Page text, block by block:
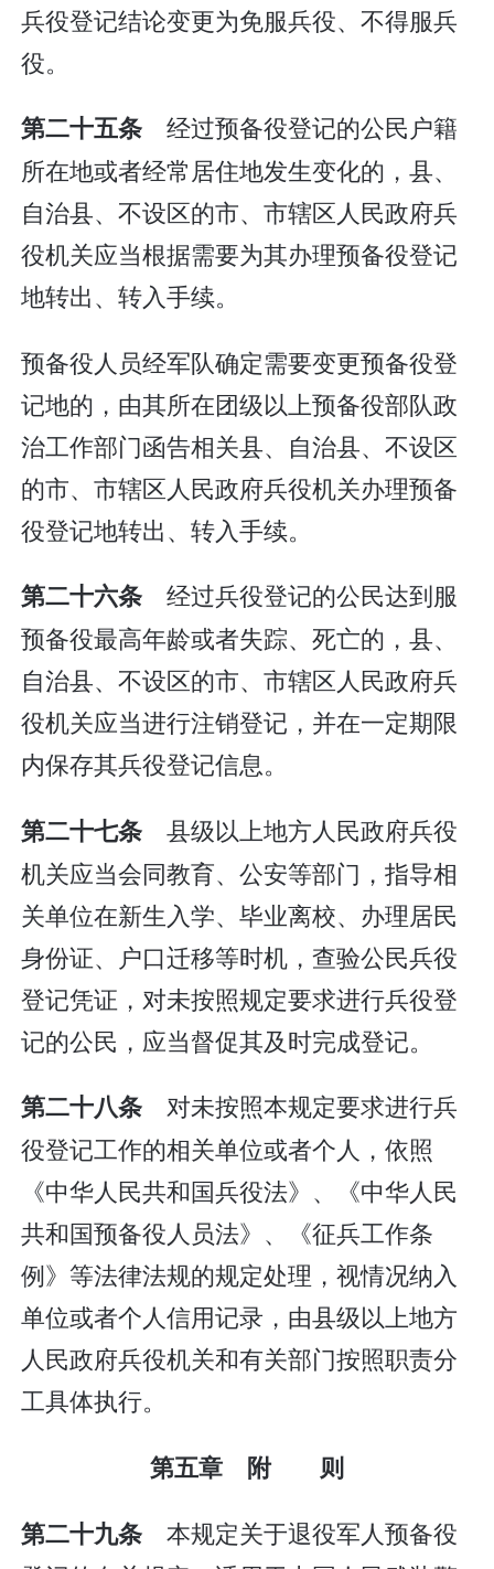
兵役登记结论变更为免服兵役、不得服兵
役。
第二十五条经过预备役登记的公民户籍
所在地或者经常居住地发生变化的，县、
自治县、不设区的市、市辖区人民政府兵
役机关应当根据需要为其办理预备役登记
地转出、转入手续。
预备役人员经军队确定需要变更预备役登
记地的，由其所在团级以上预备役部队政
治工作部门函告相关县、自治县、不设区
的市、市辖区人民政府兵役机关办理预备
役登记地转出、转入手续。
第二十六条经过兵役登记的公民达到服
预备役最高年龄或者失踪、死亡的，县、
自治县、不设区的市、市辖区人民政府兵
役机关应当进行注销登记，并在一定期限
内保存其兵役登记信息。
第二十七条县级以上地方人民政府兵役
机关应当会同教育、公安等部门，指导相
关单位在新生入学、毕业离校、办理居民
身份证、户口迁移等时机，查验公民兵役
登记凭证，对未按照规定要求进行兵役登
记的公民，应当督促其及时完成登记。
第二十八条对未按照本规定要求进行兵
役登记工作的相关单位或者个人，依照
《中华人民共和国兵役法》、《中华人民
共和国预备役人员法》、《征兵工作条
例》等法律法规的规定处理，视情况纳入
单位或者个人信用记录，由县级以上地方
人民政府兵役机关和有关部门按照职责分
工具体执行。
第五章 附 则
第二十九条 本规定关于退役军人预备役